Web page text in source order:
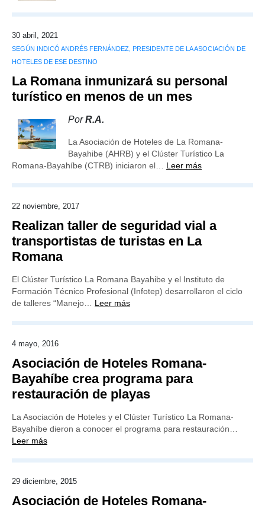
30 abril, 2021
SEGÚN INDICÓ ANDRÉS FERNÁNDEZ, PRESIDENTE DE LA ASOCIACIÓN DE
HOTELES DE ESE DESTINO
La Romana inmunizará su personal
turístico en menos de un mes
PorR.A.
La Asociación de Hoteles de La Romana-
Bayahibe (AHRB) y el Clúster Turístico La
Romana-Bayahíbe (CTRB) iniciaron el… Leer más
22 noviembre, 2017
Realizan taller de seguridad vial a
transportistas de turistas en La
Romana
El Clúster Turístico La Romana Bayahibe y el Instituto de
Formación Técnico Profesional (Infotep) desarrollaron el ciclo
de talleres “Manejo… Leer más
4 mayo, 2016
Asociación de Hoteles Romana-
Bayahíbe crea programa para
restauración de playas
La Asociación de Hoteles y el Clúster Turístico La Romana-
Bayahíbe dieron a conocer el programa para restauración…
Leer más
29 diciembre, 2015
Asociación de Hoteles Romana-